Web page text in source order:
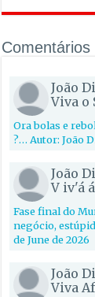
Comentários
João
Viva o
Ora bolas e
?… Autor: João
João
V iv'á
Fase final do
negócio,
de June de 2026
João
Viva